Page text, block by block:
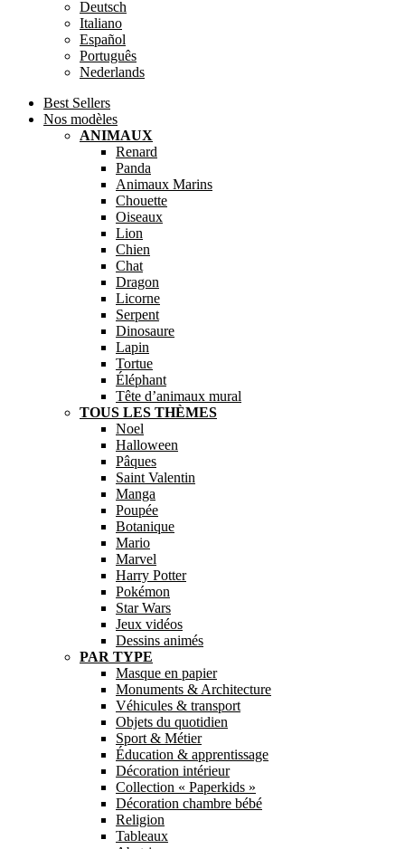
Deutsch
Italiano
Español
Português
Nederlands
Best Sellers
Nos modèles
ANIMAUX
Renard
Panda
Animaux Marins
Chouette
Oiseaux
Lion
Chien
Chat
Dragon
Licorne
Serpent
Dinosaure
Lapin
Tortue
Éléphant
Tête d’animaux mural
TOUS LES THÈMES
Noel
Halloween
Pâques
Saint Valentin
Manga
Poupée
Botanique
Mario
Marvel
Harry Potter
Pokémon
Star Wars
Jeux vidéos
Dessins animés
PAR TYPE
Masque en papier
Monuments & Architecture
Véhicules & transport
Objets du quotidien
Sport & Métier
Éducation & apprentissage
Décoration intérieur
Collection « Paperkids »
Décoration chambre bébé
Religion
Tableaux